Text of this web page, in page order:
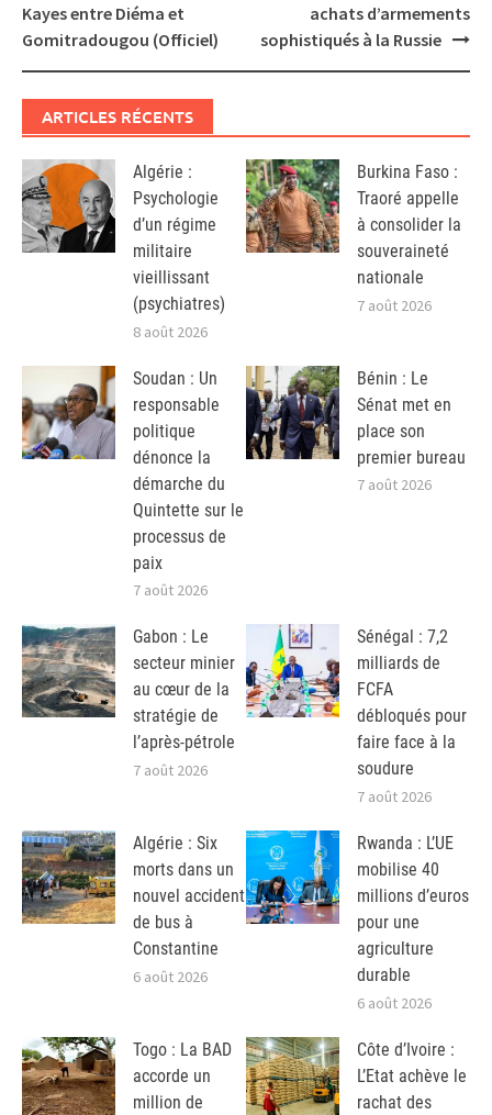
Kayes entre Diéma et
Gomitradougou (Officiel)
achats d’armements
sophistiqués à la Russie
ARTICLES RÉCENTS
Algérie :
Psychologie
d’un régime
militaire
vieillissant
(psychiatres)
8 août 2026
Burkina Faso :
Traoré appelle
à consolider la
souveraineté
nationale
7 août 2026
Soudan : Un
responsable
politique
dénonce la
démarche du
Quintette sur le
processus de
paix
7 août 2026
Bénin : Le
Sénat met en
place son
premier bureau
7 août 2026
Gabon : Le
secteur minier
au cœur de la
stratégie de
l’après-pétrole
7 août 2026
Sénégal : 7,2
milliards de
FCFA
débloqués pour
faire face à la
soudure
7 août 2026
Algérie : Six
morts dans un
nouvel accident
de bus à
Constantine
6 août 2026
Rwanda : L’UE
mobilise 40
millions d’euros
pour une
agriculture
durable
6 août 2026
Togo : La BAD
accorde un
million de
Côte d’Ivoire :
L’Etat achève le
rachat des